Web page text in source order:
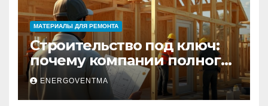
МАТЕРИАЛЫ ДЛЯ РЕМОНТА
Строительство под ключ:
почему компании полного
цикла меняют рынок
недвижимости
ENERGOVENTMA